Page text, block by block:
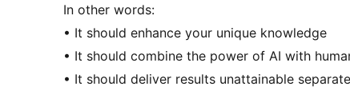
In other words:
• It should enhance your unique knowledge
• It should combine the power of AI with
• It should deliver results unattainable